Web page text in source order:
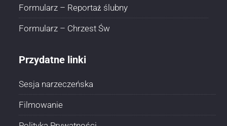
Formularz – Reportaż ślubny
Formularz – Chrzest Św
Przydatne linki
Sesja narzeczeńska
Filmowanie